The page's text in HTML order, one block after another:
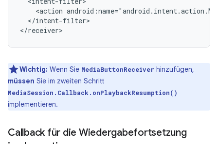
<action
</intent-filter>
Wichtig: Wenn Sie MediaButtonReceiver hinzufügen,
müssen Sie im zweiten Schritt
MediaSession.Callback.onPlaybackResumption()
implementieren.
Callback für die Wiedergabefortsetzung